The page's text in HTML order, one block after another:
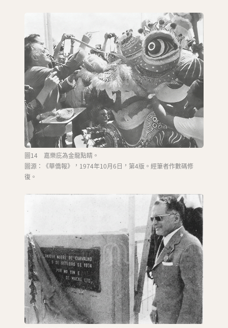
圖14 嘉樂庇為金龍點睛。
圖源：《華僑報》，1974年10月6日，第4版。經筆者作數碼修
復。